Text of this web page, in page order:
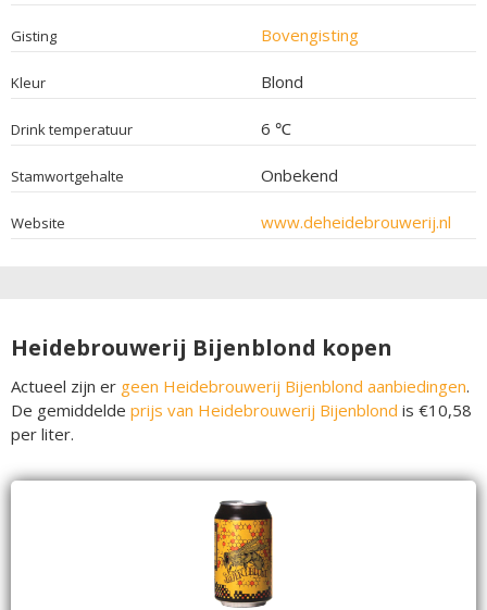
Gisting Bovengisting
Kleur Blond
Drink temperatuur 6 ℃
Stamwortgehalte Onbekend
Website www.deheidebrouwerij.nl
Heidebrouwerij Bijenblond kopen
Actueel zijn er geen Heidebrouwerij Bijenblond aanbiedingen.
De gemiddelde prijs van Heidebrouwerij Bijenblond is €10,58
per liter.